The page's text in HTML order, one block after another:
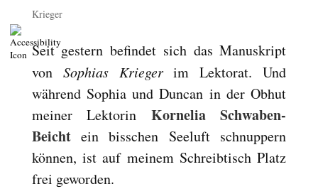
Krieger
Seit gestern befindet sich das Manuskript
von Sophias Kriegerim Lektorat. Und
während Sophia und Duncan in der Obhut
meiner Lektorin Kornelia Schwaben-
Beichtein bisschen Seeluft schnuppern
können, ist auf meinem Schreibtisch Platz
frei geworden.
add_circle_outline Schrift vergrößern
spellcheck Lesbare Schriftart
brightness_high Heller Kontrast
Dunkler Kontrast
format_underlined
font_download Links markieren